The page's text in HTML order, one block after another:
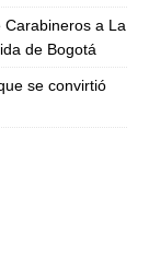
Carabineros a La
de Bogotá
se convirtió